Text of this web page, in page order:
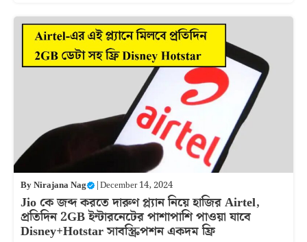
ByNirajana Nag |December 14, 2024
Jio কে জব্দ করতে দারুণ প্ল্যান নিয়ে হাজির Airtel,
প্রতিদিন 2GB ইন্টারনেটের পাশাপাশি পাওয়া যাবে
Disney+Hotstar সাবস্ক্রিপশন একদম ফ্রি